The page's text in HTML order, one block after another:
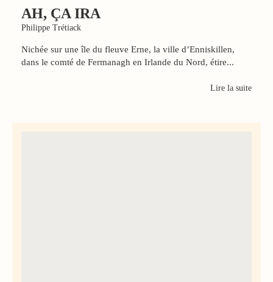
AH, ÇA IRA
Philippe Trétiack
Nichée sur une île du fleuve Erne, la ville d’Enniskillen,
dans le comté de Fermanagh en Irlande du Nord, étire...
Lire la suite